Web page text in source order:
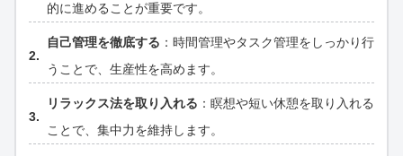
的に進めることが重要です。
自己管理を徹底する ：時間管理やタスク管理をしっかり行
うことで、生産性を高めます。
リラックス法を取り入れる ：瞑想や短い休憩を取り入れる
ことで、集中力を維持します。